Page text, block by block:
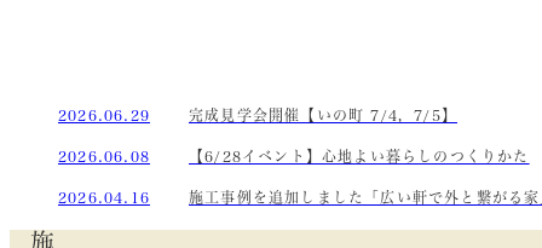
2026.06.29 完成見学会開催【いの町 7/4，7/5】
2026.06.08 【6/28イベント】心地よい暮らしのつくりかた
2026.04.16 施工事例を追加しました「広い軒で外と繋がる